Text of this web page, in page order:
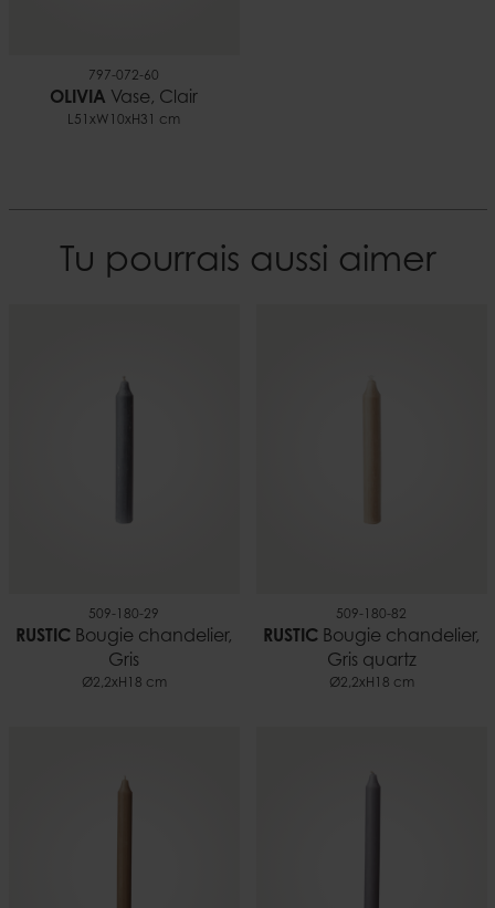
797-072-60
OLIVIA Vase, Clair
L51xW10xH31 cm
Tu pourrais aussi aimer
509-180-29
RUSTIC Bougie chandelier,
Gris
Ø2,2xH18 cm
509-180-82
RUSTIC Bougie chandelier,
Gris quartz
Ø2,2xH18 cm